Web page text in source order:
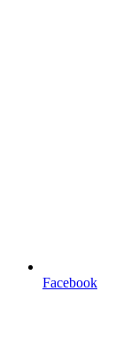
Facebook